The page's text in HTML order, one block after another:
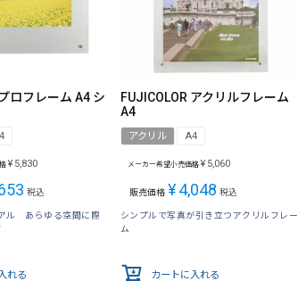
ロフレーム A4 シ
¥ 5,830
税込
ル あらゆる空間に際
れる
FUJICOLOR アクリルフレーム
A4
アクリル A4
メーカー希望小売価格 ¥ 5,060
販売価格 ¥4,048 税込
シンプルで写真が引き立つアクリルフレー
ム
カートに入れる